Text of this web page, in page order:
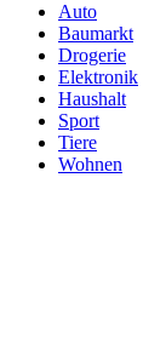
Auto
Baumarkt
Drogerie
Elektronik
Haushalt
Sport
Tiere
Wohnen